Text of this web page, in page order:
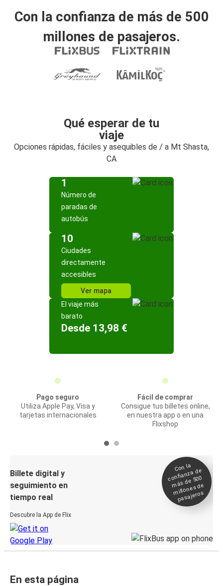
Con la confianza de más de 500
millones de pasajeros.
Qué esperar de tu
viaje
Opciones rápidas, fáciles y asequibles de / a Mt Shasta,
CA
1
Número de
paradas de
autobús
10
Ciudades
directamente
accesibles
Ver mapa
El viaje más
barato
Desde 13,98 €
Pago seguro
Utiliza Apple Pay, Visa y
tarjetas internacionales
Fácil de comprar
Consigue tus billetes online,
en nuestra app o en una
Flixshop
Billete digital y
seguimiento en
tiempo real
Descubre la App de Flix
Con la
confianza de
más de 500
millones de
pasajeros
En esta página